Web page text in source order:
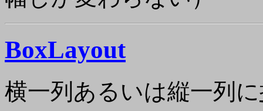
BoxLayout
横一列あるいは縦一列に